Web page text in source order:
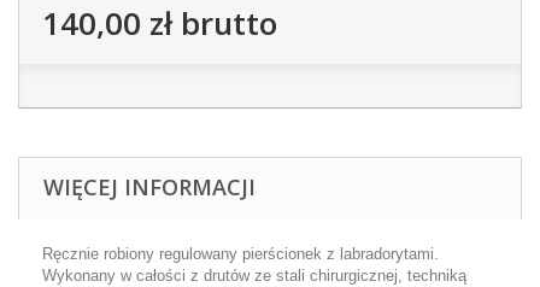
140,00 złbrutto
WIĘCEJ INFORMACJI
Ręcznie robiony regulowany pierścionek z labradorytami.
Wykonany w całości z drutów ze stali chirurgicznej, techniką